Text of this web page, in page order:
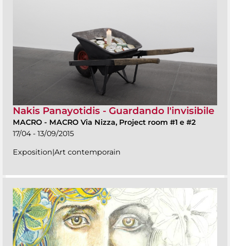
Nakis Panayotidis - Guardando l'invisibile
MACRO - MACRO Via Nizza, Project room #1 e #2
17/04 - 13/09/2015
Exposition|Art contemporain